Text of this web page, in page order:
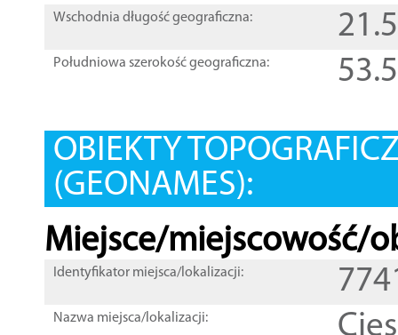
Wschodnia długość geograficzna:
Południowa szerokość geograficzna:
OBIEKTY
(GEONAMES):
Miejsce/miejscowość/
Identyfikator miejsca/lokalizacji:
Nazwa miejsca/lokalizacji: